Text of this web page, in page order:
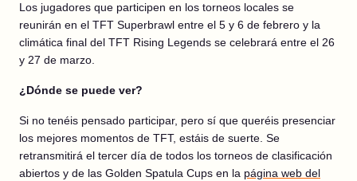
Los jugadores que participen en los torneos locales se
reunirán en el TFT Superbrawl entre el 5 y 6 de febrero y la
climática final del TFT Rising Legends se celebrará entre el 26
y 27 de marzo.
¿Dónde se puede ver?
Si no tenéis pensado participar, pero sí que queréis presenciar
los mejores momentos de TFT, estáis de suerte. Se
retransmitirá el tercer día de todos los torneos de clasificación
abiertos y de las Golden Spatula Cups en la página web del